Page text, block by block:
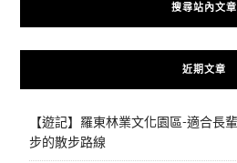
搜尋站內文章
近期文章
【遊記】羅東林業文化園區-適合長
步的散步路線